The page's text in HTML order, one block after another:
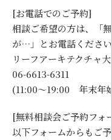
[お電話でのご予約]
相談ご希望の方は、「
が…」とお電話ください
リーフアーキテクチャ
06-6613-6311
(11:00～19:00 年末年
[無料相談会ご予約フォ
以下フォームからもご